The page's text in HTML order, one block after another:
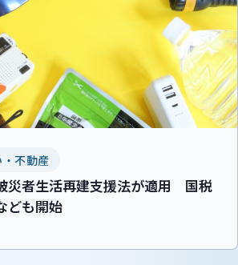
不動産
災者生活再建支援法が適用 国税
ども開始